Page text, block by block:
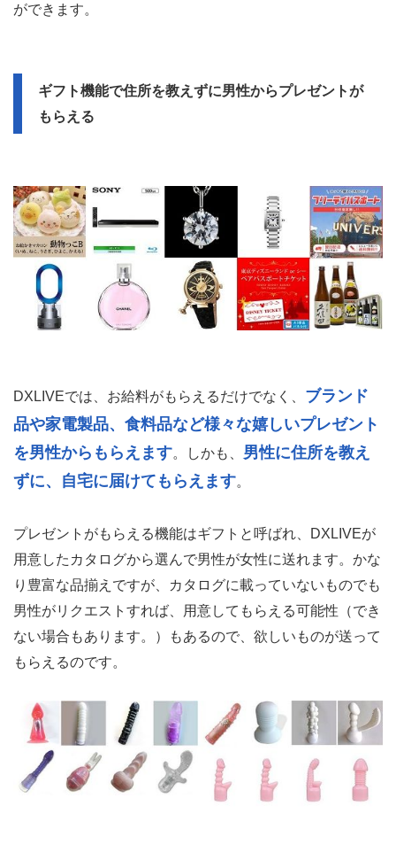
ができます。
ギフト機能で住所を教えずに男性からプレゼントが
もらえる
DXLIVEでは、お給料がもらえるだけでなく、 ブランド
品や家電製品、食料品など様々な嬉しいプレゼント
を男性からもらえます。しかも、 男性に住所を教え
ずに、自宅に届けてもらえます。
プレゼントがもらえる機能はギフトと呼ばれ、DXLIVEが
用意したカタログから選んで男性が女性に送れます。かな
り豊富な品揃えですが、カタログに載っていないものでも
男性がリクエストすれば、用意してもらえる可能性（でき
ない場合もあります。）もあるので、欲しいものが送って
もらえるのです。